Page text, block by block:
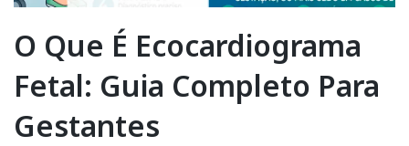
O Que É Ecocardiograma
Fetal: Guia Completo Para
Gestantes